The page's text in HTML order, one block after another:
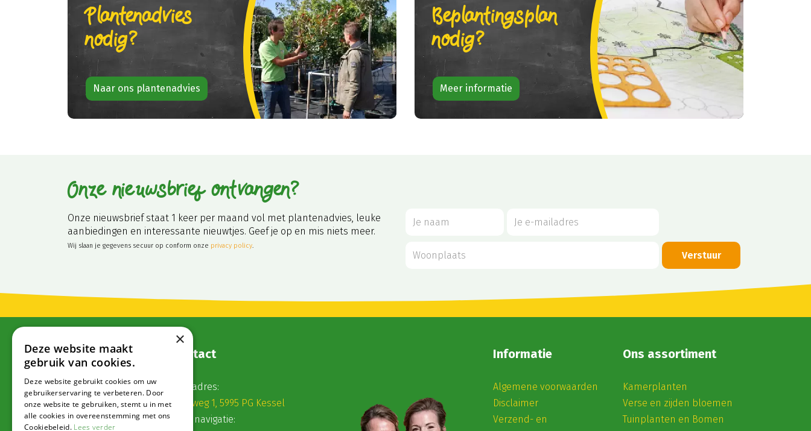
Plantenadvies
nodig?
Naar ons plantenadvies
Beplantingsplan
nodig?
Meer informatie
Onze nieuwsbrief ontvangen?
Onze nieuwsbrief staat 1 keer per maand vol met plantenadvies, leuke
aanbiedingen en interessante nieuwtjes. Geef je op en mis niets meer.
Wij slaan je gegevens secuur op conform onze privacy policy.
Contact
Postadres:
Veldweg 1, 5995 PG Kessel
Voor navigatie:
Informatie
Algemene voorwaarden
Disclaimer
Verzend- en
Ons assortiment
Kamerplanten
Verse en zijden bloemen
Tuinplanten en Bomen
×
Deze website maakt
gebruik van cookies.
Deze website gebruikt cookies om uw
gebruikerservaring te verbeteren. Door
onze website te gebruiken, stemt u in met
alle cookies in overeenstemming met ons
Cookiebeleid. Lees verder